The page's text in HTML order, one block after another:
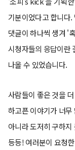
기분이었다고 합니다.
댓글이 하나씩 생겨 '
시청자들의 응답이란
나올 수 있었습니다.
사람들이 좋은 것을
하고픈 이야기가 너무
아니라 도저히 구하지
등등! 여러분이 요청